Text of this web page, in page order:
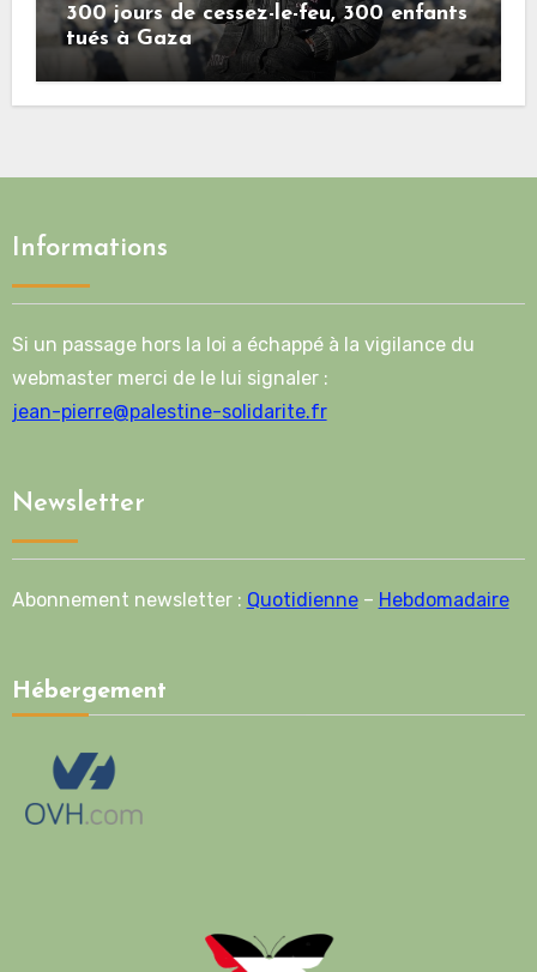
300 jours de cessez-le-feu, 300 enfants
tués à Gaza
Informations
Si un passage hors la loi a échappé à la vigilance du
webmaster merci de le lui signaler :
jean-pierre@palestine-solidarite.fr
Newsletter
Abonnement newsletter : Quotidienne– Hebdomadaire
Hébergement